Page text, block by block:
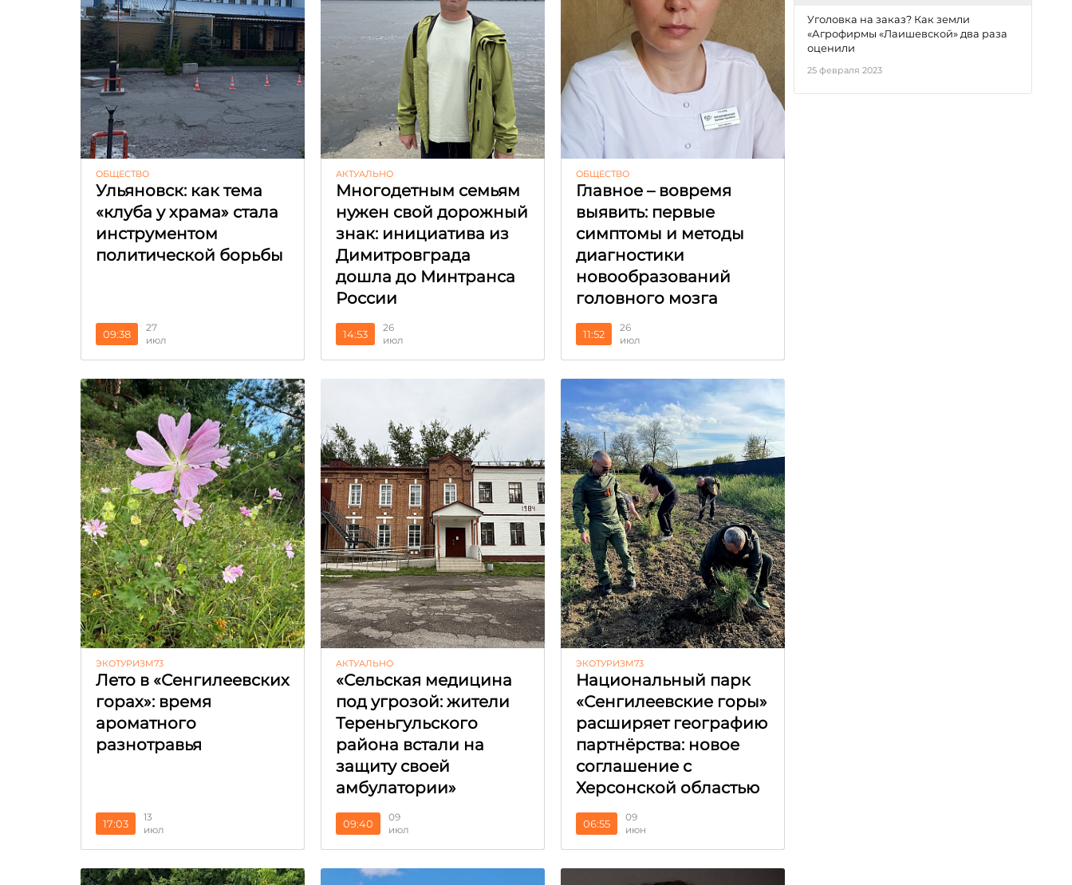
ОБЩЕСТВО
Ульяновск: как тема
«клуба у храма» стала
инструментом
политической борьбы
09:38
27
июл
АКТУАЛЬНО
Многодетным семьям
нужен свой дорожный
знак: инициатива из
Димитровграда
дошла до Минтранса
России
14:53
26
июл
ОБЩЕСТВО
Главное – вовремя
выявить: первые
симптомы и методы
диагностики
новообразований
головного мозга
11:52
26
июл
ЭКОТУРИЗМ73
Лето в «Сенгилеевских
горах»: время
ароматного
разнотравья
17:03
13
июл
АКТУАЛЬНО
«Сельская медицина
под угрозой: жители
Тереньгульского
района встали на
защиту своей
амбулатории»
09:40
09
июл
ЭКОТУРИЗМ73
Национальный парк
«Сенгилеевские горы»
расширяет географию
партнёрства: новое
соглашение с
Херсонской областью
06:55
09
июн
Уголовка на заказ? Как земли
«Агрофирмы «Лаишевской» два раза
оценили
25 февраля 2023